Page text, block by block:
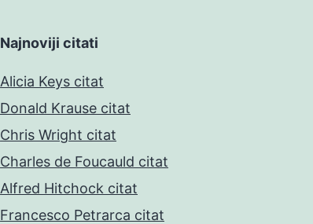
Najnoviji citati
Alicia Keys citat
Donald Krause citat
Chris Wright citat
Charles de Foucauld citat
Alfred Hitchock citat
Francesco Petrarca citat